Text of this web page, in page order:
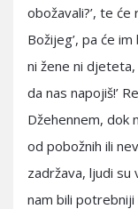
obožavali?’, te će
Božijeg’, pa će
ni žene ni djeteta,
da nas napojiš!’
Džehennem, dok
od pobožnih ili
zadržava, ljudi su
nam bili potrebniji